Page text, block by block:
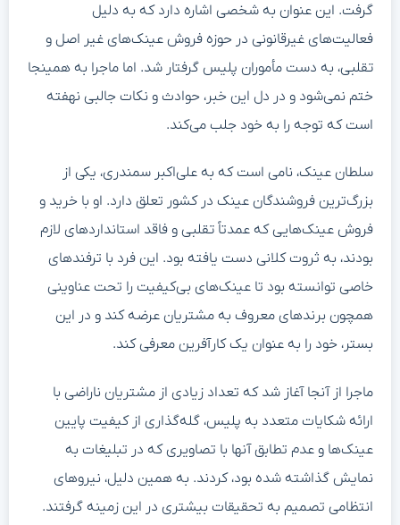
گرفت. این عنوان به شخصی اشاره دارد که به دلیل
فعالیت‌های غیرقانونی در حوزه فروش عینک‌های غیر اصل و
تقلبی، به دست مأموران پلیس گرفتار شد. اما ماجرا به همینجا
ختم نمی‌شود و در دل این خبر، حوادث و نکات جالبی نهفته
است که توجه را به خود جلب می‌کند.
سلطان عینک، نامی است که به علی‌اکبر سمندری، یکی از
بزرگ‌ترین فروشندگان عینک در کشور تعلق دارد. او با خرید و
فروش عینک‌هایی که عمدتاً تقلبی و فاقد استانداردهای لازم
بودند، به ثروت کلانی دست یافته بود. این فرد با ترفندهای
خاصی توانسته بود تا عینک‌های بی‌کیفیت را تحت عناوینی
همچون برندهای معروف به مشتریان عرضه کند و در این
بستر، خود را به عنوان یک کارآفرین معرفی کند.
ماجرا از آنجا آغاز شد که تعداد زیادی از مشتریان ناراضی با
ارائه شکایات متعدد به پلیس، گله‌گذاری از کیفیت پایین
عینک‌ها و عدم تطابق آنها با تصاویری که در تبلیغات به
نمایش گذاشته شده بود، کردند. به همین دلیل، نیروهای
انتظامی تصمیم به تحقیقات بیشتری در این زمینه گرفتند.